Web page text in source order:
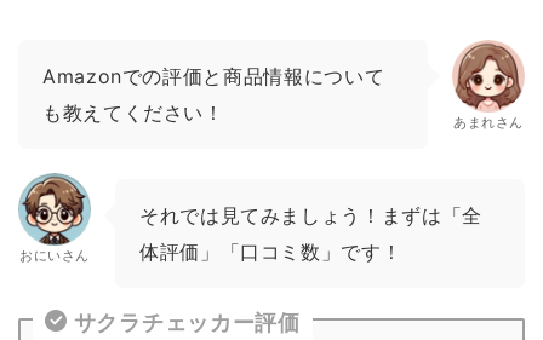
Amazonでの評価と商品情報について
も教えてください！
あまれさん
おにいさん
それでは見てみましょう！まずは「全
体評価」「口コミ数」です！
サクラチェッカー評価